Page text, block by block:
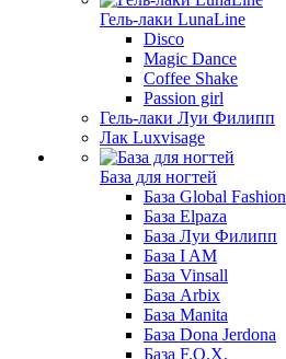
Гель-лаки LunaLine
Disco
Magic Dance
Coffee Shake
Passion girl
Гель-лаки Луи Филипп
Лак Luxvisage
База для ногтей
База Global Fashion
База Elpaza
База Луи Филипп
База I AM
База Vinsall
База Arbix
База Manita
База Dona Jerdona
База F.O.X.